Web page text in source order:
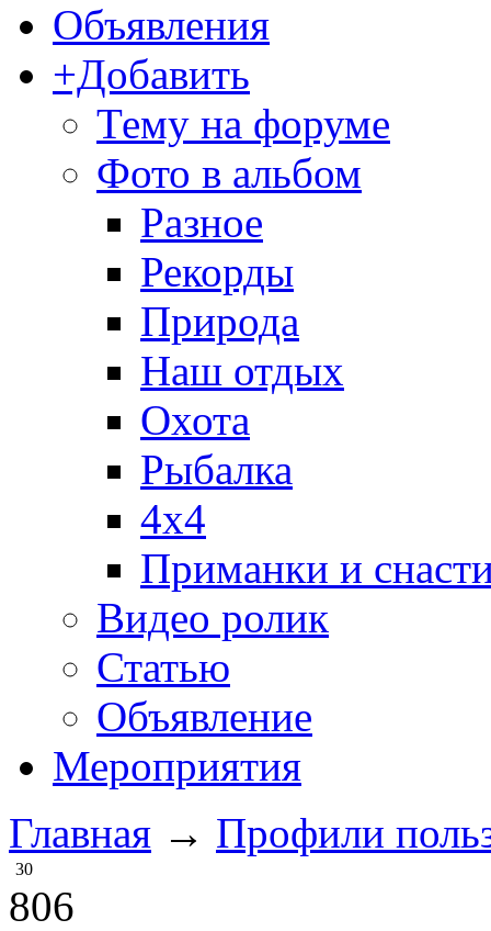
Объявления
+Добавить
Тему на форуме
Фото в альбом
Разное
Рекорды
Природа
Наш отдых
Охота
Рыбалка
4х4
Приманки и
Видео ролик
Статью
Объявление
Мероприятия
Главная → Профили
30
806